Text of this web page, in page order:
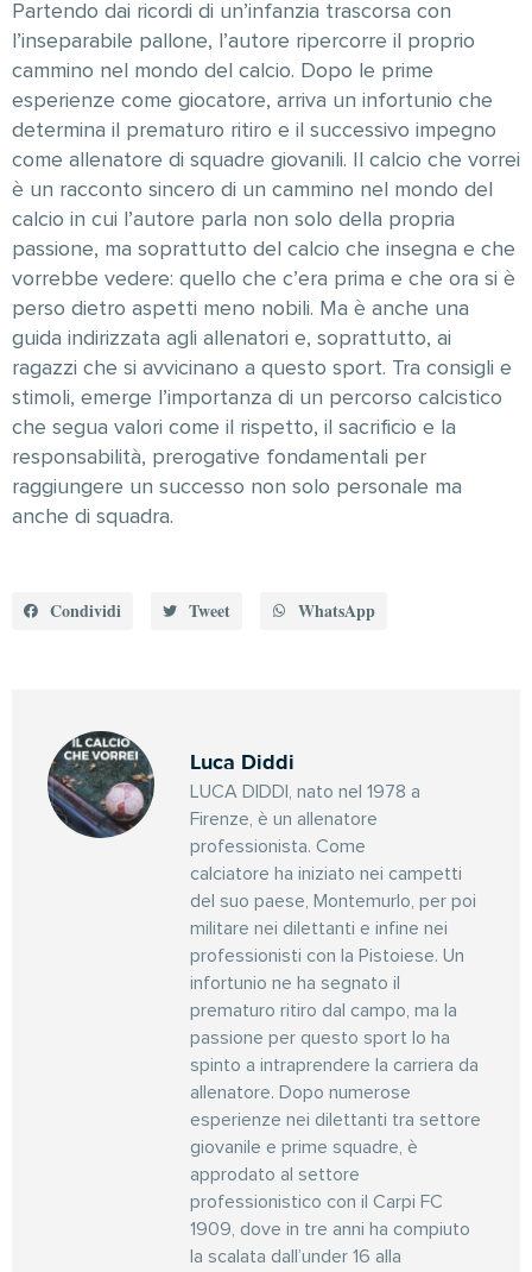
Partendo dai ricordi di un’infanzia trascorsa con
l’inseparabile pallone, l’autore ripercorre il proprio
cammino nel mondo del calcio. Dopo le prime
esperienze come giocatore, arriva un infortunio che
determina il prematuro ritiro e il successivo impegno
come allenatore di squadre giovanili. Il calcio che vorrei
è un racconto sincero di un cammino nel mondo del
calcio in cui l’autore parla non solo della propria
passione, ma soprattutto del calcio che insegna e che
vorrebbe vedere: quello che c’era prima e che ora si è
perso dietro aspetti meno nobili. Ma è anche una
guida indirizzata agli allenatori e, soprattutto, ai
ragazzi che si avvicinano a questo sport. Tra consigli e
stimoli, emerge l’importanza di un percorso calcistico
che segua valori come il rispetto, il sacrificio e la
responsabilità, prerogative fondamentali per
raggiungere un successo non solo personale ma
anche di squadra.
Condividi Tweet WhatsApp
Luca Diddi
LUCA DIDDI, nato nel 1978 a
Firenze, è un allenatore
professionista. Come
calciatore ha iniziato nei campetti
del suo paese, Montemurlo, per poi
militare nei dilettanti e infine nei
professionisti con la Pistoiese. Un
infortunio ne ha segnato il
prematuro ritiro dal campo, ma la
passione per questo sport lo ha
spinto a intraprendere la carriera da
allenatore. Dopo numerose
esperienze nei dilettanti tra settore
giovanile e prime squadre, è
approdato al settore
professionistico con il Carpi FC
1909, dove in tre anni ha compiuto
la scalata dall’under 16 alla